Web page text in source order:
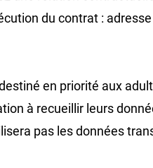
du contrat :
en priorité aux
à recueillir leurs
pas les données